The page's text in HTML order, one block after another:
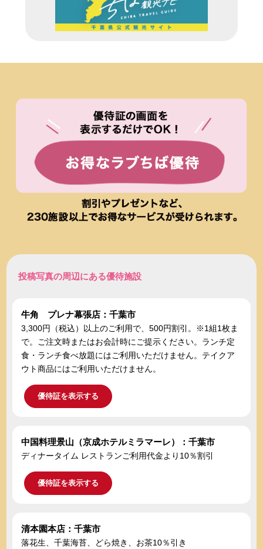
投稿写真の周辺にある優待施設
牛角 プレナ幕張店：千葉市
3,300円（税込）以上のご利用で、500円割引。※1組1枚ま
で。ご注文時またはお会計時にご提示ください。ランチ定
食・ランチ食べ放題にはご利用いただけません。テイクア
ウト商品にはご利用いただけません。
優待証を表示する
中国料理景山（京成ホテルミラマーレ）：千葉市
ディナータイム レストランご利用代金より10％割引
優待証を表示する
清本園本店：千葉市
落花生、千葉海苔、どら焼き、お茶10％引き